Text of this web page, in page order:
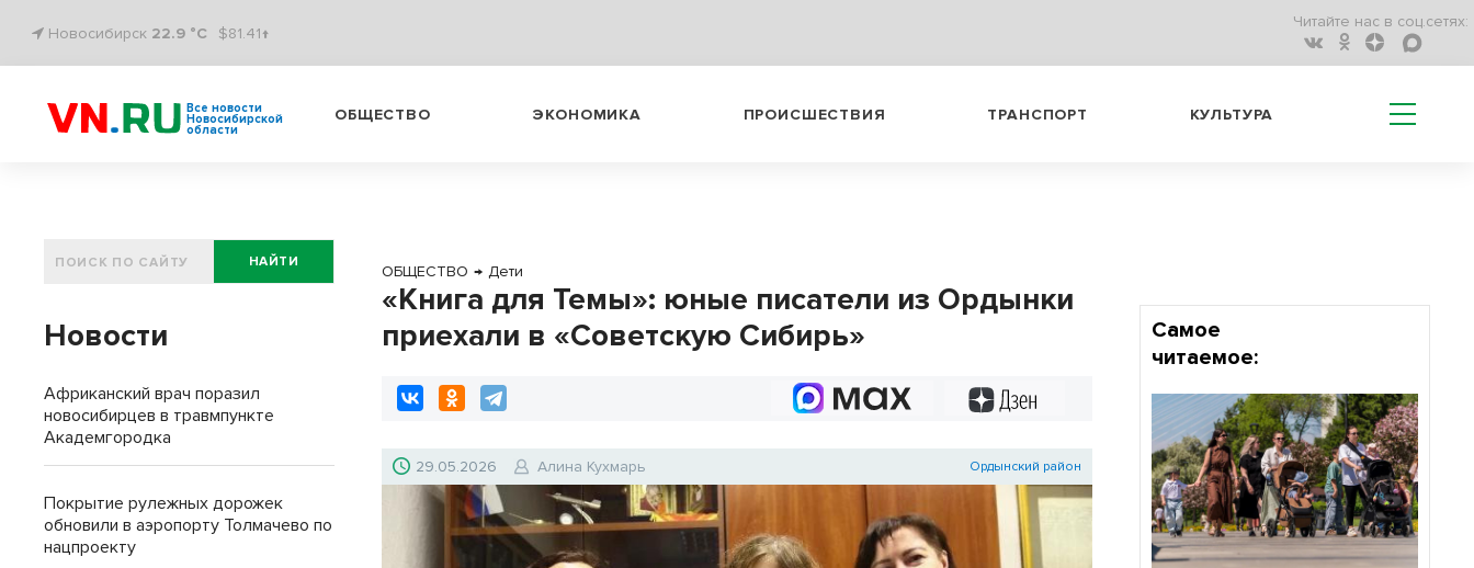
Новосибирск 22.9 °C $81.41↑
Читайте нас в соц.сетях:
Все новости
Новосибирской
области
ОБЩЕСТВО ЭКОНОМИКА ПРОИСШЕСТВИЯ ТРАНСПОРТ КУЛЬТУРА
ОБЩЕСТВО → Дети
«Книга для Темы»: юные писатели из Ордынки
приехали в «Советскую Сибирь»
29.05.2026 Алина Кухмарь Ордынский район
НАЙТИ
Новости
Африканский врач поразил
новосибирцев в травмпункте
Академгородка
Покрытие рулежных дорожек
обновили в аэропорту Толмачево по
нацпроекту
Самое
читаемое: